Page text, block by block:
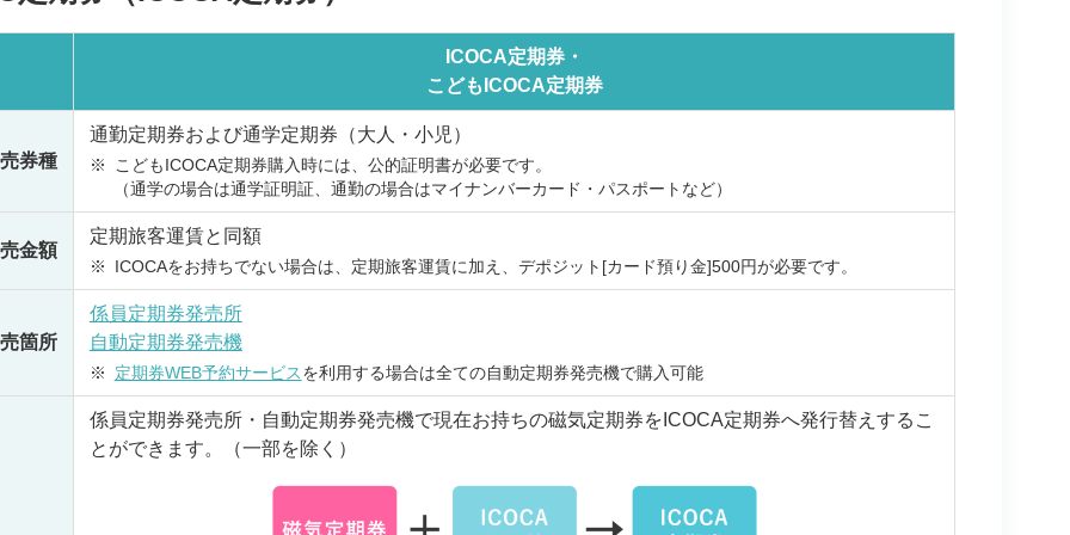
ICOCA定期券・
こどもICOCA定期券
券種
通勤定期券および通学定期券（大人・小児）
※
こどもICOCA定期券購入時には、公的証明書が必要です。
（通学の場合は通学証明証、通勤の場合はマイナンバーカード・パスポートなど）
金額
定期旅客運賃と同額
※ ICOCAをお持ちでない場合は、定期旅客運賃に加え、デポジット[カード預り金]500円が必要です。
箇所
係員定期券発売所
自動定期券発売機
※ 定期券WEB予約サービス を利用する場合は全ての自動定期券発売機で購入可能
係員定期券発売所・自動定期券発売機で現在お持ちの磁気定期券をICOCA定期券へ発行替えするこ
とができます。（一部を除く）